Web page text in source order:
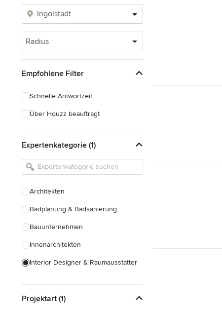
Radius
Empfohlene Filter
Schnelle Antwortzeit
Über Houzz beauftragt
Expertenkategorie (1)
Architekten
Badplanung & Badsanierung
Bauunternehmen
Innenarchitekten
Interior Designer & Raumausstatter
Landschaftsarchitekten
Projektart (1)